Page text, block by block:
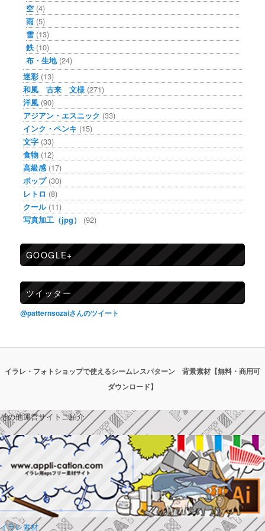
空 (4)
雨 (5)
雪 (13)
鉄 (10)
布・生地(24)
迷彩 (13)
和風 古来 文様 (271)
洋風 (90)
アジアン・エスニック (33)
インク・ペンキ (15)
文字 (33)
食物 (12)
高級感 (17)
ポップ(30)
レトロ (8)
クール(11)
写真加工（jpg）
(92)
GOOGLE+
ツイッター
@patternsozaiさんのツイート
イラレ・フォトショップで使えるシームレスパターン 背景素材【無料・商用可
ダウンロード】
その他運営サイトご紹介
イラレ素材